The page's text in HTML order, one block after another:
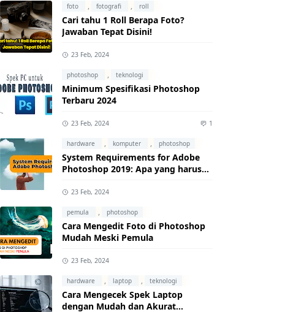
foto , fotografi , roll
Cari tahu 1 Roll Berapa Foto?
Jawaban Tepat Disini!
23 Feb, 2024
photoshop , teknologi
Minimum Spesifikasi Photoshop
Terbaru 2024
23 Feb, 2024 1
hardware , komputer , photoshop
System Requirements for Adobe
Photoshop 2019: Apa yang harus
23 Feb, 2024
pemula , photoshop
Cara Mengedit Foto di Photoshop
Mudah Meski Pemula
23 Feb, 2024
hardware , laptop , teknologi
Cara Mengecek Spek Laptop
dengan Mudah dan Akurat